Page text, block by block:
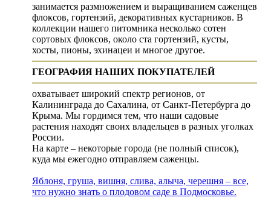
занимается размножением и выращиванием саженцев
флоксов, гортензий, декоративных кустарников. В
коллекции нашего питомника несколько сотен
сортовых флоксов, около ста гортензий, кусты,
хосты, пионы, эхинацеи и многое другое.
ГЕОГРАФИЯ НАШИХ ПОКУПАТЕЛЕЙ
охватывает широкий спектр регионов, от
Калининграда до Сахалина, от Санкт-Петербурга до
Крыма. Мы гордимся тем, что наши садовые
растения находят своих владельцев в разных уголках
России.
На карте – некоторые города (не полный список),
куда мы ежегодно отправляем саженцы.
Яблоня, груша, вишня, слива, алыча, черешня – все,
что нужно знать о плодовом саде в Подмосковье.